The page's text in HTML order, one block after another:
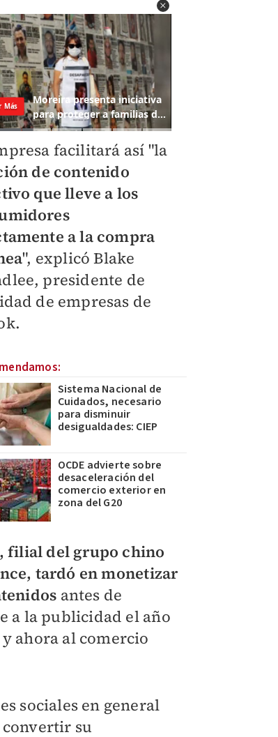
facilitará así "la
de contenido
que lleve a los
a la compra
", explicó Blake
presidente de
de empresas de
Sistema Nacional de
Cuidados, necesario
para disminuir
desigualdades: CIEP
OCDE advierte sobre
desaceleración del
comercio exterior en
zona del G20
filial del grupo chino
tardó en monetizar
antes de
a la publicidad el año
y ahora al comercio
sociales en general
su